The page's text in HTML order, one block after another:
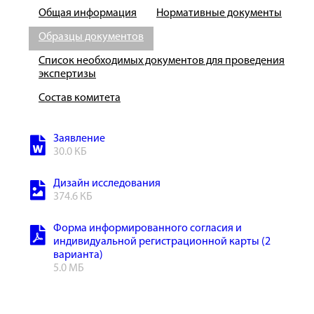
Общая информация Нормативные документы
Образцы документов
Список необходимых документов для проведения
экспертизы
Состав комитета
Заявление
30.0 КБ
Дизайн исследования
374.6 КБ
Форма информированного согласия и
индивидуальной регистрационной карты (2
варианта)
5.0 МБ